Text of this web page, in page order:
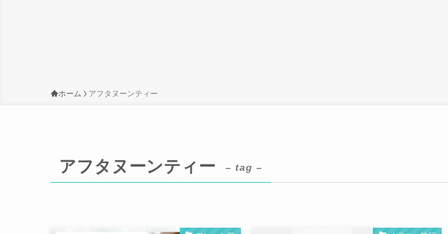
ホーム アフタヌーンティー
アフタヌーンティー – tag –